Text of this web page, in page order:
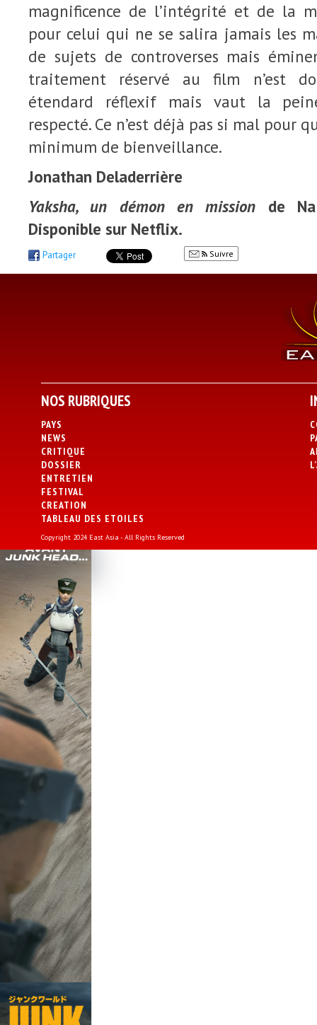
magnificence de l’intégrité et de la
pour celui qui ne se salira jamais les
de sujets de controverses mais
traitement réservé au film n’est
étendard réflexif mais vaut la
respecté. Ce n’est déjà pas si mal pour
minimum de bienveillance.
Jonathan Deladerrière
Yaksha, un démon en mission de
Disponible sur Netflix.
Partager Suivre
NOS RUBRIQUES
PAYS
NEWS
CRITIQUE
DOSSIER
ENTRETIEN
FESTIVAL
CREATION
TABLEAU DES ETOILES
Copyright 2024 East Asia - All Rights Reserved